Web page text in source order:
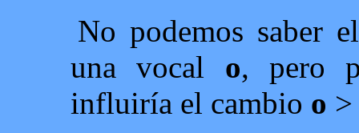
No podemos saber
una vocal o, pero
influiría el cambio o